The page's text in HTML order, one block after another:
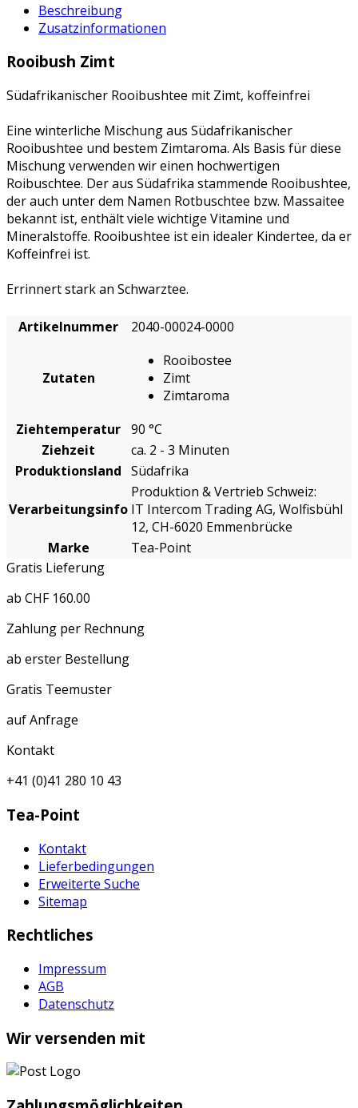
Beschreibung
Zusatzinformationen
Rooibush Zimt
Südafrikanischer Rooibushtee mit Zimt, koffeinfrei
Eine winterliche Mischung aus Südafrikanischer
Rooibushtee und bestem Zimtaroma. Als Basis für diese
Mischung verwenden wir einen hochwertigen
Roibuschtee. Der aus Südafrika stammende Rooibushtee,
der auch unter dem Namen Rotbuschtee bzw. Massaitee
bekannt ist, enthält viele wichtige Vitamine und
Mineralstoffe. Rooibushtee ist ein idealer Kindertee, da er
Koffeinfrei ist.
Errinnert stark an Schwarztee.
Artikelnummer 2040-00024-0000
Zutaten
Rooibostee
Zimt
Zimtaroma
Ziehtemperatur 90 °C
Ziehzeit
ca. 2 - 3 Minuten
Produktionsland Südafrika
Verarbeitungsinfo
Produktion & Vertrieb Schweiz:
IT Intercom Trading AG, Wolfisbühl
12, CH-6020 Emmenbrücke
Marke
Tea-Point
Gratis Lieferung
ab CHF 160.00
Zahlung per Rechnung
ab erster Bestellung
Gratis Teemuster
auf Anfrage
Kontakt
+41 (0)41 280 10 43
Tea-Point
Kontakt
Lieferbedingungen
Erweiterte Suche
Sitemap
Rechtliches
Impressum
AGB
Datenschutz
Wir versenden mit